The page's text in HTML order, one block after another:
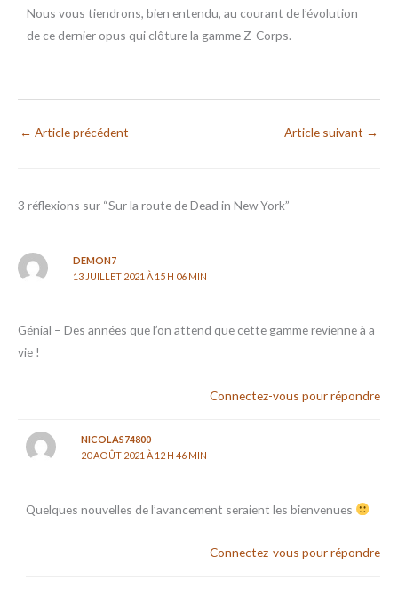
Nous vous tiendrons, bien entendu, au courant de l’évolution
de ce dernier opus qui clôture la gamme Z-Corps.
← Article précédent Article suivant →
3 réflexions sur “Sur la route de Dead in New York”
DEMON7
13 JUILLET 2021 À 15 H 06 MIN
Génial – Des années que l’on attend que cette gamme revienne à a
vie !
Connectez-vous pour répondre
NICOLAS74800
20 AOÛT 2021 À 12 H 46 MIN
Quelques nouvelles de l’avancement seraient les bienvenues
Connectez-vous pour répondre